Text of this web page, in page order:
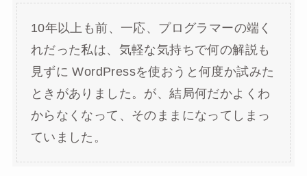
10年以上も前、一応、プログラマーの端く
れだった私は、気軽な気持ちで何の解説も
見ずに WordPressを使おうと何度か試みた
ときがありました。が、結局何だかよくわ
からなくなって、そのままになってしまっ
ていました。